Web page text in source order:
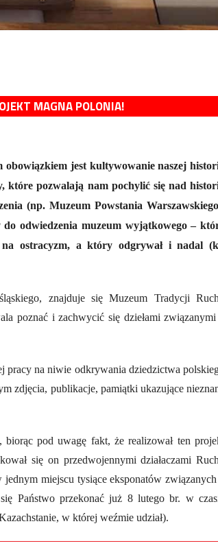
MAGNA POLONIA!
obowiązkiem jest kultywowanie naszej
które pozwalają nam pochylić się nad
(np. Muzeum Powstania
odwiedzenia muzeum wyjątkowego –
na ostracyzm, a który odgrywał i nadal
znajduje się Muzeum Tradycji
poznać i zachwycić się dziełami
pracy na niwie odkrywania dziedzictwa
zdjęcia, publikacje, pamiątki ukazujące
biorąc pod uwagę fakt, że realizował ten
się on przedwojennymi działaczami
jednym miejscu tysiące eksponatów
Państwo przekonać już 8 lutego br. w
w której weźmie udział).